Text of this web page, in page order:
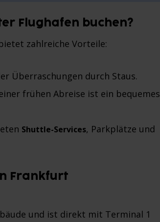
Flughafen buchen?
zahlreiche Vorteile:
Überraschungen durch Staus.
frühen Abreise ist ein bequemes
Shuttle-Services, Parkplätze und
Frankfurt
und ist direkt mit Terminal 1